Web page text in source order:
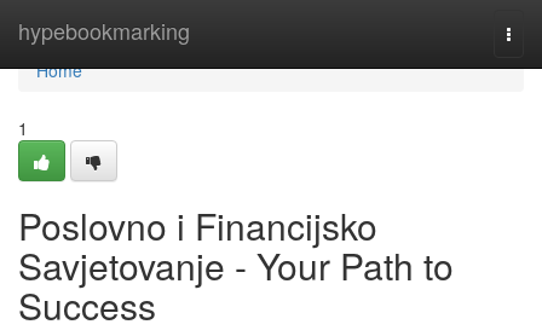
hypebookmarking
Home
Home
1
Poslovno i Financijsko
Savjetovanje - Your Path to
Success